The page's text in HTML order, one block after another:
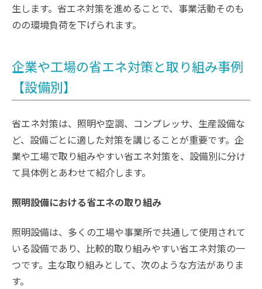
生します。省エネ対策を進めることで、事業活動そのも
のの環境負荷を下げられます。
企業や工場の省エネ対策と取り組み事例
【設備別】
省エネ対策は、照明や空調、コンプレッサ、生産設備な
ど、設備ごとに適した対策を講じることが重要です。企
業や工場で取り組みやすい省エネ対策を、設備別に分け
て具体例とあわせて紹介します。
照明設備における省エネの取り組み
照明設備は、多くの工場や事業所で共通して使用されて
いる設備であり、比較的取り組みやすい省エネ対策の一
つです。主な取り組みとして、次のような方法がありま
す。